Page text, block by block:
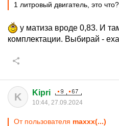
1 литровый двигатель, это что?
у матиза вроде 0,83. И
комплектации. Выбирай -
K Kipri
10:44, 27.09.2024
От пользователя maxxx(...)